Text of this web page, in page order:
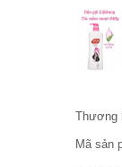
Thương
Mã sản